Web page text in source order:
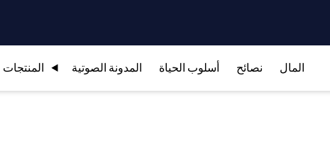
المال نصائح أسلوب الحياة المدونة الصوتية